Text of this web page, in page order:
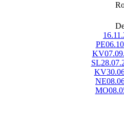
PE
KV
SL
KV
NE
MO